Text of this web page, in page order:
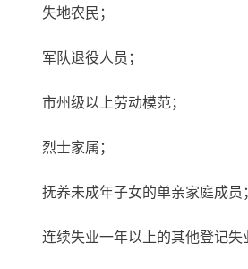
失地农民；
军队退役人员；
市州级以上劳动模范；
烈士家属；
抚养未成年子女的单亲家庭成员；
连续失业一年以上的其他登记失